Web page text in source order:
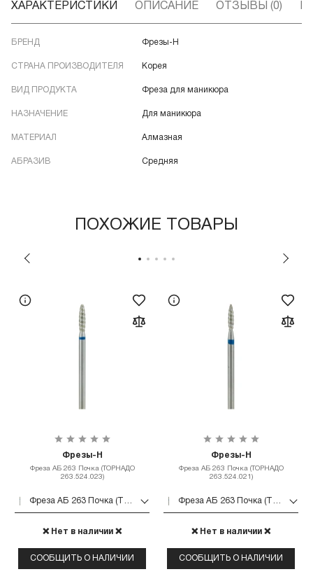
ХАРАКТЕРИСТИКИ ОПИСАНИЕ ОТЗЫВЫ (0)
БРЕНД Фрезы-Н
СТРАНА ПРОИЗВОДИТЕЛЯ Корея
ВИД ПРОДУКТА Фреза для маникюра
НАЗНАЧЕНИЕ Для маникюра
МАТЕРИАЛ Алмазная
АБРАЗИВ Средняя
ПОХОЖИЕ ТОВАРЫ
Фрезы-Н
Фреза АБ 263 Почка (ТОРНАДО
263.524.023)
Фреза АБ 263 Почка (ТОРНАДО 263.524.023)
❌ Нет в наличии ❌
СООБЩИТЬ О НАЛИЧИИ
Фрезы-Н
Фреза АБ 263 Почка (ТОРНАДО
263.524.021)
Фреза АБ 263 Почка (ТОРНАДО 263.524.021)
❌ Нет в наличии ❌
СООБЩИТЬ О НАЛИЧИИ